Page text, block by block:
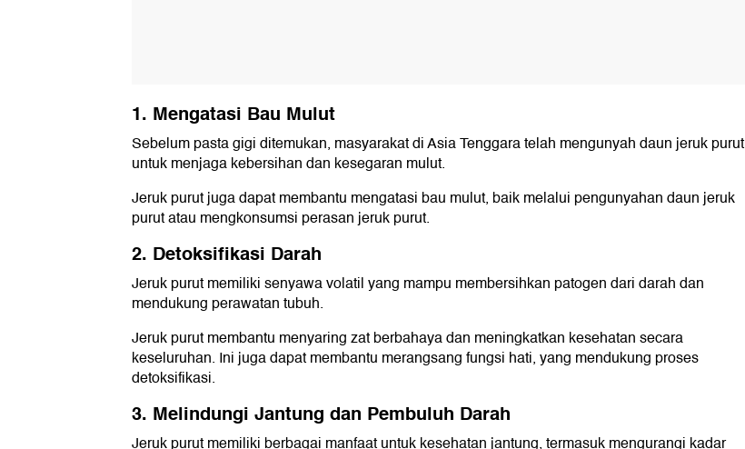
1. Mengatasi Bau Mulut
Sebelum pasta gigi ditemukan, masyarakat di Asia Tenggara telah mengunyah daun jeruk purut
untuk menjaga kebersihan dan kesegaran mulut.
Jeruk purut juga dapat membantu mengatasi bau mulut, baik melalui pengunyahan daun jeruk
purut atau mengkonsumsi perasan jeruk purut.
2. Detoksifikasi Darah
Jeruk purut memiliki senyawa volatil yang mampu membersihkan patogen dari darah dan
mendukung perawatan tubuh.
Jeruk purut membantu menyaring zat berbahaya dan meningkatkan kesehatan secara
keseluruhan. Ini juga dapat membantu merangsang fungsi hati, yang mendukung proses
detoksifikasi.
3. Melindungi Jantung dan Pembuluh Darah
Jeruk purut memiliki berbagai manfaat untuk kesehatan jantung, termasuk mengurangi kadar